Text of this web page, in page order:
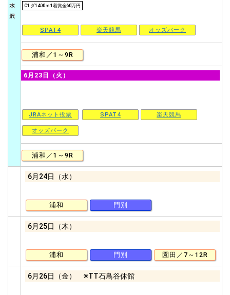
C1 ダ1400ｍ 1着賞金60万円
SPAT4 楽天競馬 オッズパーク
浦和／1～9R
6月23日（火）
JRAネット投票 SPAT4 楽天競馬
オッズパーク
浦和／1～9R
6月24日（水）
浦和 門別
6月25日（木）
浦和 門別 園田／7～12R
6月26日（金） ※TT石鳥谷休館